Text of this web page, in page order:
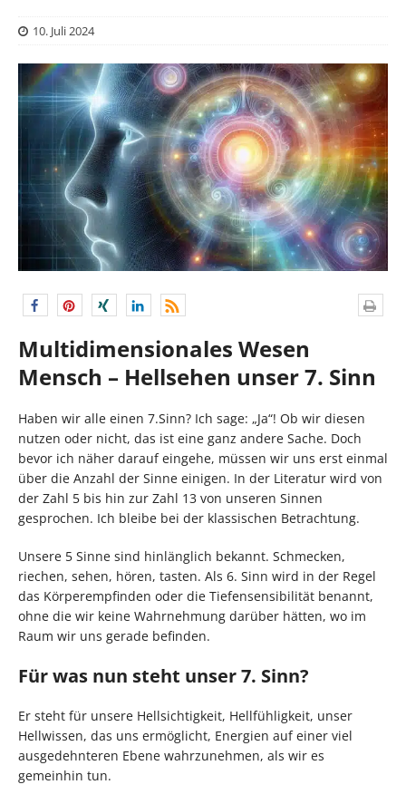
10. Juli 2024
Multidimensionales Wesen
Mensch – Hellsehen unser 7. Sinn
Haben wir alle einen 7.Sinn? Ich sage: „Ja“! Ob wir diesen
nutzen oder nicht, das ist eine ganz andere Sache. Doch
bevor ich näher darauf eingehe, müssen wir uns erst einmal
über die Anzahl der Sinne einigen. In der Literatur wird von
der Zahl 5 bis hin zur Zahl 13 von unseren Sinnen
gesprochen. Ich bleibe bei der klassischen Betrachtung.
Unsere 5 Sinne sind hinlänglich bekannt. Schmecken,
riechen, sehen, hören, tasten. Als 6. Sinn wird in der Regel
das Körperempfinden oder die Tiefensensibilität benannt,
ohne die wir keine Wahrnehmung darüber hätten, wo im
Raum wir uns gerade befinden.
Für was nun steht unser 7. Sinn?
Er steht für unsere Hellsichtigkeit, Hellfühligkeit, unser
Hellwissen, das uns ermöglicht, Energien auf einer viel
ausgedehnteren Ebene wahrzunehmen, als wir es
gemeinhin tun.